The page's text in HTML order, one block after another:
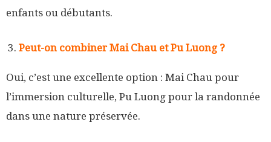
enfants ou débutants.
Peut-on combiner Mai Chau et Pu Luong ?
Oui, c’est une excellente option : Mai Chau pour
l’immersion culturelle, Pu Luong pour la randonnée
dans une nature préservée.